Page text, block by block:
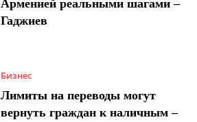
Арменией реальными шагами –
Гаджиев
Бизнес
Лимиты на переводы могут
вернуть граждан к наличным –